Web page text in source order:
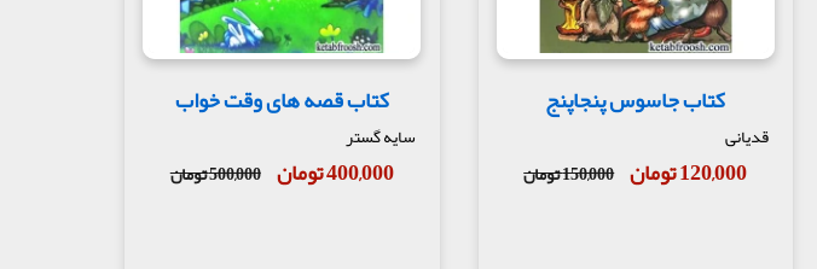
کتاب جاسوس پنجاپنج
قدیانی
120,000 تومان 150,000 تومان
کتاب قصه های وقت خواب
سایه گستر
400,000 تومان 500,000 تومان